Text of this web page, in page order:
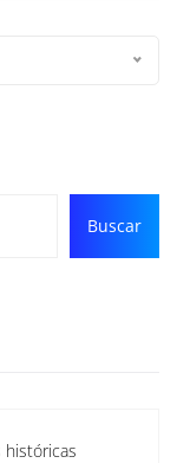
Buscar
históricas